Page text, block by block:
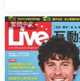
繁體中文